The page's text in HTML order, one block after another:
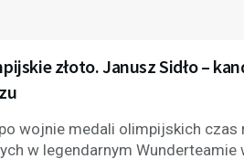
złoto. Janusz Sidło –
wojnie medali olimpijskich czas
w legendarnym Wunderteamie